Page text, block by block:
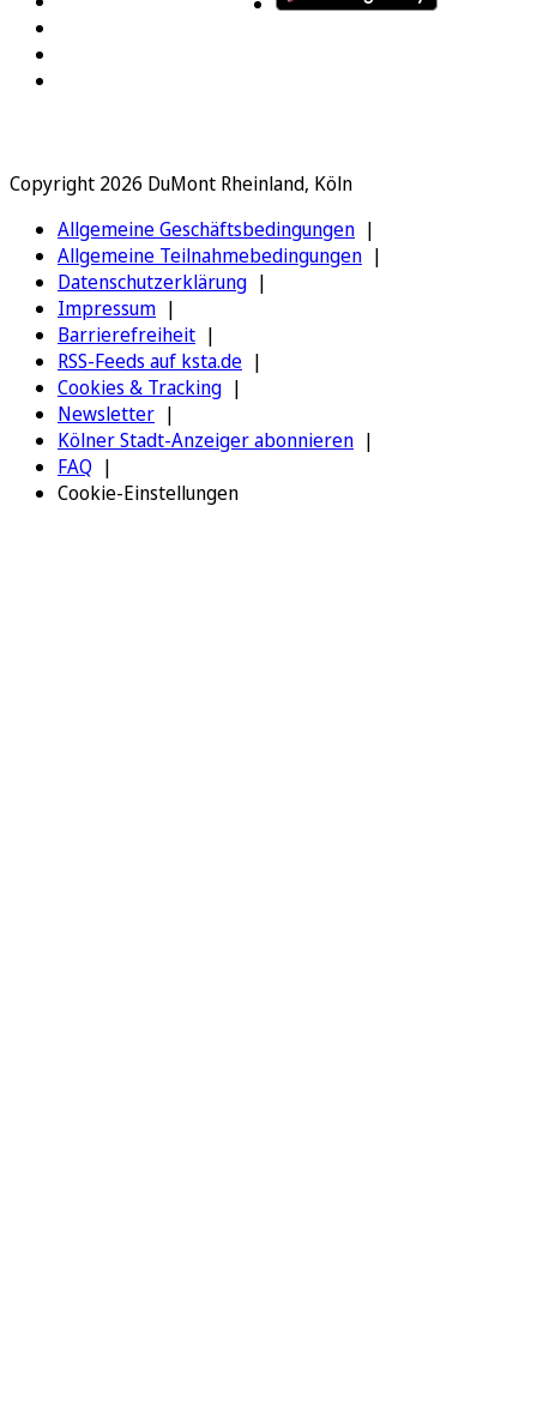
Copyright 2026 DuMont Rheinland, Köln
Allgemeine Geschäftsbedingungen
Allgemeine Teilnahmebedingungen
Datenschutzerklärung
Impressum
Barrierefreiheit
RSS-Feeds auf ksta.de
Cookies & Tracking
Newsletter
Kölner Stadt-Anzeiger abonnieren
FAQ
Cookie-Einstellungen